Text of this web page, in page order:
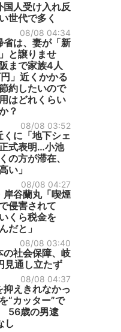
国人受け入れ反
世代で多く
08/08 04:34
省は、妻が「新
と譲りませ
まで家族4人
」近くかかる
約したいので
はどれくらい
？
08/08 03:52
に「地下シェ
式表明…小池
の方が滞在、
い」
08/08 04:27
岸谷蘭丸「喫煙
侵害されて
くら税金を
だと」
08/08 03:40
の社会保障、岐
通し立たず
08/08 04:37
えきれなかっ
“カッター”で
56歳の男逮
し